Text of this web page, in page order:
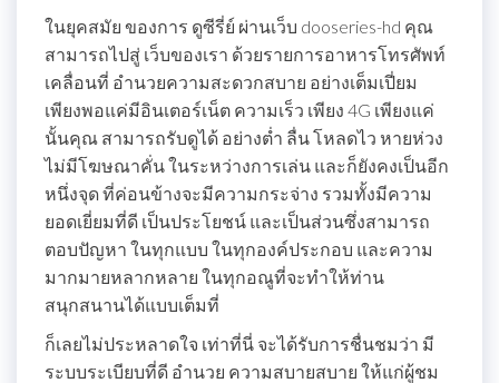
ในยุคสมัย ของการ ดูซีรี่ย์ ผ่านเว็บ dooseries-hd คุณ
สามารถไปสู่ เว็บของเรา ด้วยรายการอาหารโทรศัพท์
เคลื่อนที่ อำนวยความสะดวกสบาย อย่างเต็มเปี่ยม
เพียงพอแค่มีอินเตอร์เน็ต ความเร็ว เพียง 4G เพียงแค่
นั้นคุณ สามารถรับดูได้ อย่างต่ำ ลื่น โหลดไว หายห่วง
ไม่มีโฆษณาคั่น ในระหว่างการเล่น และก็ยังคงเป็นอีก
หนึ่งจุด ที่ค่อนข้างจะมีความกระจ่าง รวมทั้งมีความ
ยอดเยี่ยมที่ดี เป็นประโยชน์ และเป็นส่วนซึ่งสามารถ
ตอบปัญหา ในทุกแบบ ในทุกองค์ประกอบ และความ
มากมายหลากหลาย ในทุกอณูที่จะทำให้ท่าน
สนุกสนานได้แบบเต็มที่
ก็เลยไม่ประหลาดใจ เท่าที่นี่ จะได้รับการชื่นชมว่า มี
ระบบระเบียบที่ดี อำนวย ความสบายสบาย ให้แก่ผู้ชม